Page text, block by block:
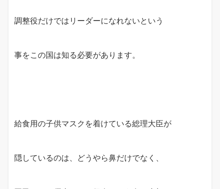
調整役だけではリーダーになれないという
事をこの国は知る必要があります。
給食用の子供マスクを着けている総理大臣が
隠しているのは、どうやら鼻だけでなく、